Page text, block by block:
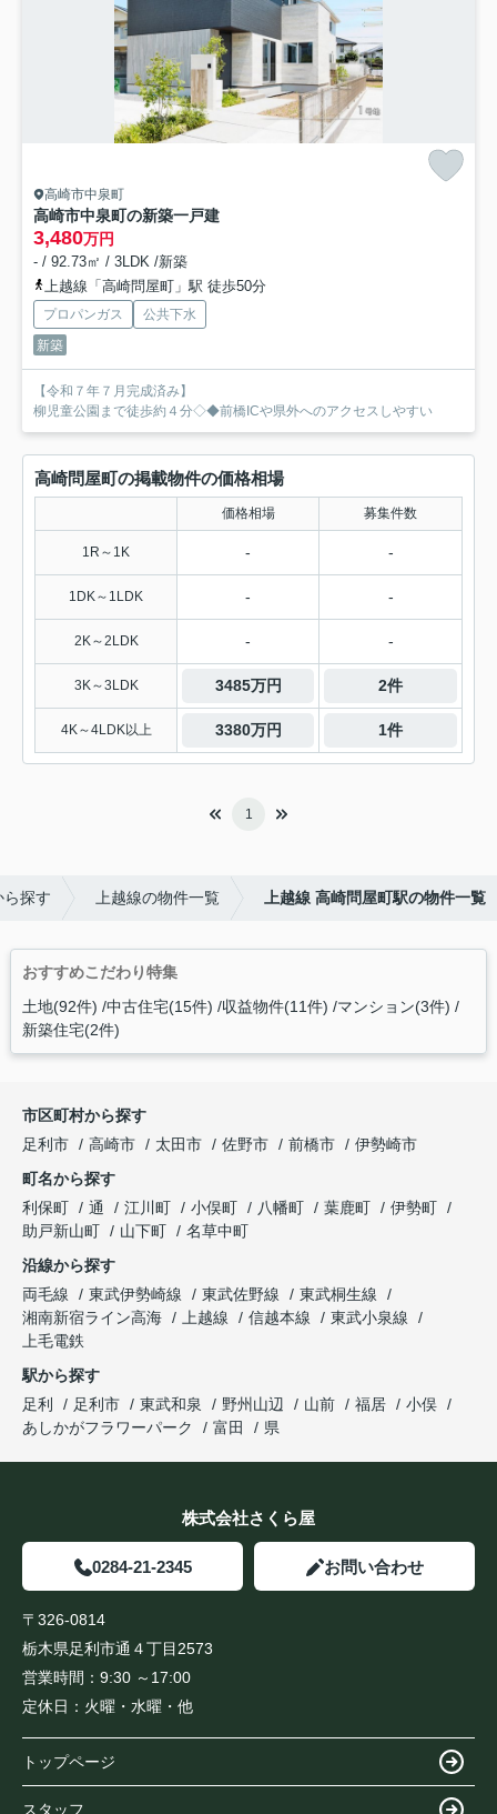
高崎市中泉町
高崎市中泉町の新築一戸建
3,480万円
- / 92.73㎡ / 3LDK /新築
上越線「高崎問屋町」駅 徒歩50分
プロパンガス
公共下水
新築
【令和７年７月完成済み】
柳児童公園まで徒歩約４分◇◆前橋ICや県外へのアクセスしやすい
高崎問屋町の掲載物件の価格相場
価格相場 募集件数
1R～1K - -
1DK～1LDK - -
2K～2LDK - -
3K～3LDK 3485万円 2件
4K～4LDK以上 3380万円 1件
1
ら探す 上越線の物件一覧 上越線 高崎問屋町駅の物件一覧
おすすめこだわり特集
土地(92件) 中古住宅(15件) 収益物件(11件) マンション(3件)
新築住宅(2件)
市区町村から探す
足利市
高崎市 太田市 佐野市 前橋市
伊勢崎市
町名から探す
利保町
通 江川町 小俣町 八幡町 葉鹿町
伊勢町
助戸新山町
山下町
名草中町
沿線から探す
両毛線
東武伊勢崎線 東武佐野線
東武桐生線
湘南新宿ライン高海
上越線 信越本線
東武小泉線
上毛電鉄
駅から探す
足利
足利市 東武和泉 野州山辺 山前 福居
小俣
あしかがフラワーパーク
富田 県
株式会社さくら屋
0284-21-2345 お問い合わせ
〒326-0814
栃木県足利市通４丁目2573
営業時間： 9:30 ～17:00
定休日： 火曜・水曜・他
トップページ
スタッフ